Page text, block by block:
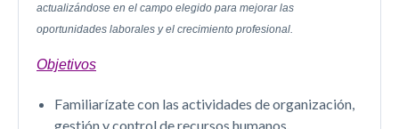
actualizándose en el campo elegido para mejorar las
oportunidades laborales y el crecimiento profesional.
Objetivos
Familiarízate con las actividades de organización,
gestión y control de recursos humanos,